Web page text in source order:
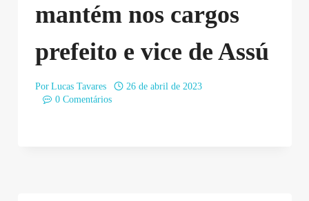
mantém nos cargos
prefeito e vice de Assú
Por Lucas Tavares
26 de abril de 2023
0 Comentários